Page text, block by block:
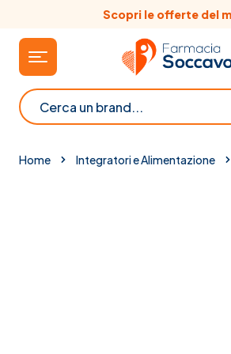
Salta al contenutoScopri le offerte del
Cerca
Home Integratori e Alimentazione